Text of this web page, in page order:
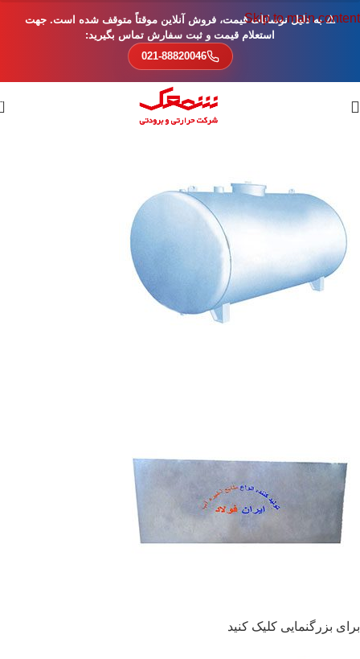
Skip to main content
⚠️ به دلیل نوسانات قیمت، فروش آنلاین موقتاً متوقف شده است. جهت
استعلام قیمت و ثبت سفارش تماس بگیرید:
021-88820046
برای بزرگنمایی کلیک کنید